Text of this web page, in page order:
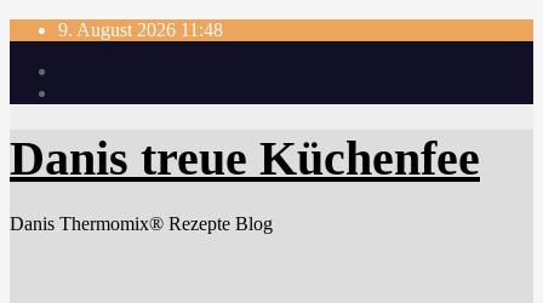
Skip
content
9. August 2026 11:48
Danis treue Küchenfee
Danis Thermomix® Rezepte Blog